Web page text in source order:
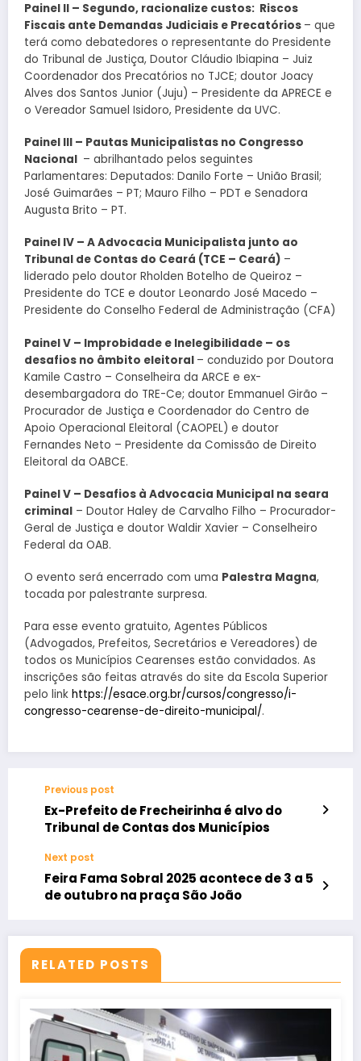
Painel II – Segundo, racionalize custos: Riscos
Fiscais ante Demandas Judiciais e Precatórios – que
terá como debatedores o representante do Presidente
do Tribunal de Justiça, Doutor Cláudio Ibiapina – Juiz
Coordenador dos Precatórios no TJCE; doutor Joacy
Alves dos Santos Junior (Juju) – Presidente da APRECE e
o Vereador Samuel Isidoro, Presidente da UVC.
Painel III – Pautas Municipalistas no Congresso
Nacional – abrilhantado pelos seguintes
Parlamentares: Deputados: Danilo Forte – União Brasil;
José Guimarães – PT; Mauro Filho – PDT e Senadora
Augusta Brito – PT.
Painel IV – A Advocacia Municipalista junto ao
Tribunal de Contas do Ceará (TCE – Ceará) –
liderado pelo doutor Rholden Botelho de Queiroz –
Presidente do TCE e doutor Leonardo José Macedo –
Presidente do Conselho Federal de Administração (CFA)
Painel V – Improbidade e Inelegibilidade – os
desafios no âmbito eleitoral – conduzido por Doutora
Kamile Castro – Conselheira da ARCE e ex-
desembargadora do TRE-Ce; doutor Emmanuel Girão –
Procurador de Justiça e Coordenador do Centro de
Apoio Operacional Eleitoral (CAOPEL) e doutor
Fernandes Neto – Presidente da Comissão de Direito
Eleitoral da OABCE.
Painel V – Desafios à Advocacia Municipal na seara
criminal – Doutor Haley de Carvalho Filho – Procurador-
Geral de Justiça e doutor Waldir Xavier – Conselheiro
Federal da OAB.
O evento será encerrado com uma Palestra Magna,
tocada por palestrante surpresa.
Para esse evento gratuito, Agentes Públicos
(Advogados, Prefeitos, Secretários e Vereadores) de
todos os Municípios Cearenses estão convidados. As
inscrições são feitas através do site da Escola Superior
pelo link https://esace.org.br/cursos/congresso/i-
congresso-cearense-de-direito-municipal/.
Previous post
Ex-Prefeito de Frecheirinha é alvo do
Tribunal de Contas dos Municípios
Next post
Feira Fama Sobral 2025 acontece de 3 a 5
de outubro na praça São João
RELATED POSTS